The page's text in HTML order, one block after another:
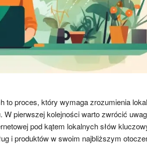
to proces, który wymaga zrozumienia
pierwszej kolejności warto zwrócić
pod kątem lokalnych słów
i produktów w swoim najbliższym